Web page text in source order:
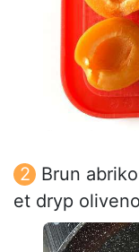
Brun
et dryp